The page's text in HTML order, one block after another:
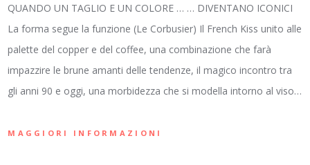
QUANDO UN TAGLIO E UN COLORE … … DIVENTANO ICONICI
La forma segue la funzione (Le Corbusier) Il French Kiss unito alle
palette del copper e del coffee, una combinazione che farà
impazzire le brune amanti delle tendenze, il magico incontro tra
gli anni 90 e oggi, una morbidezza che si modella intorno al viso…
MAGGIORI INFORMAZIONI